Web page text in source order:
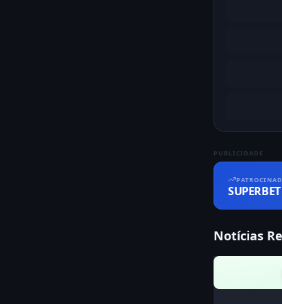
PUBLICIDADE
SUPERBET
Notícias